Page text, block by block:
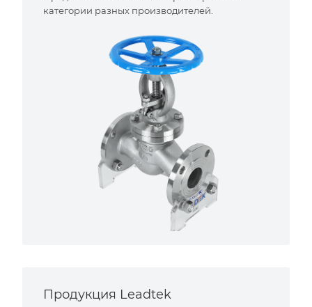
категории разных производителей.
Продукция Leadtek